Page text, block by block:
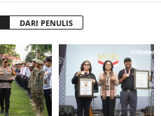
DARI PENULIS